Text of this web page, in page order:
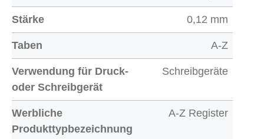
Stärke 0,12 mm
Taben A-Z
Verwendung für Druck-
oder Schreibgerät
Schreibgeräte
Werbliche
Produkttypbezeichnung
A-Z Register